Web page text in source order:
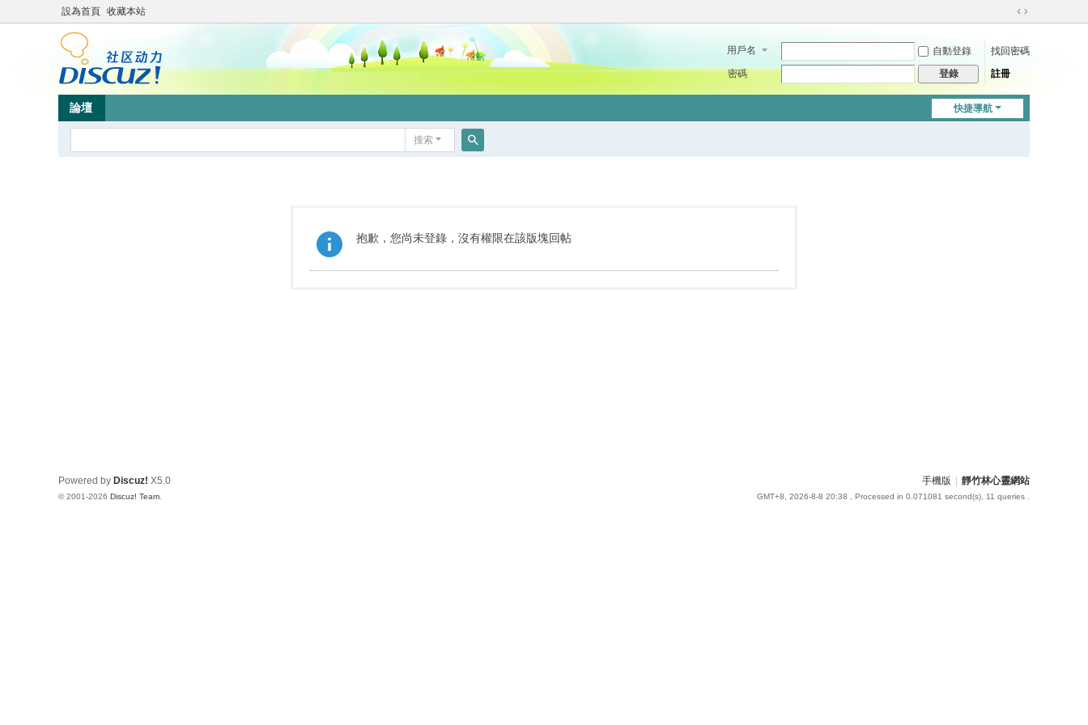
設為首頁 收藏本站
切
到
用戶名 自動登錄
找回密碼
密碼
登錄 註冊
快捷導航
論壇
搜索
抱歉，您尚未登錄，沒有權限在該版塊回帖
手機版 靜竹林心靈網站
GMT+8, 2026-8-8 20:38 , Processed in 0.071081 second(s), 11 queries .
Powered by Discuz! X5.0
© 2001-2026 Discuz! Team